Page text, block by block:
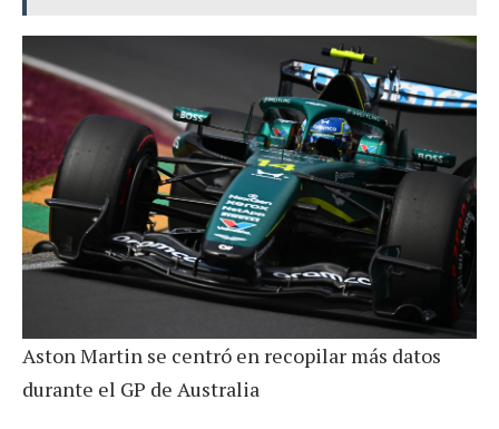
Aston Martin se centró en recopilar más datos
durante el GP de Australia